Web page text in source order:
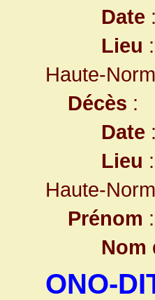
Date
Lieu :
Haute-
Décès :
Date
Lieu :
Haute-
Prénom
Nom
ONO-